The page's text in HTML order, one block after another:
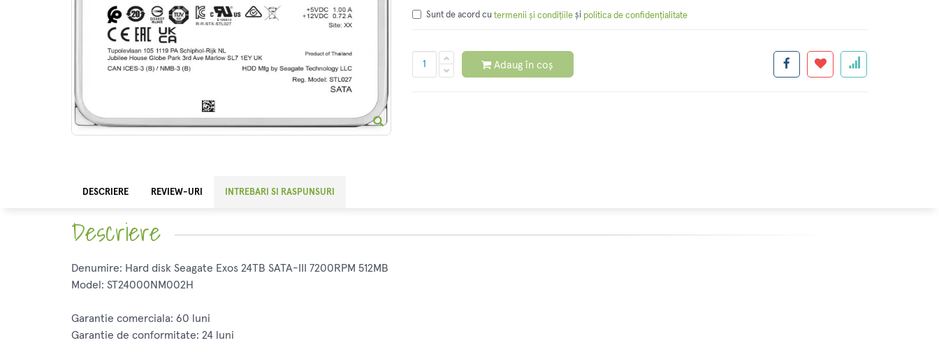
Sunt de acord cu termenii și condițiileși politica de confidențialitate
Adaug în coș
DESCRIERE REVIEW-URI INTREBARI SI RASPUNSURI
Descriere
Denumire: Hard disk Seagate Exos 24TB SATA-III 7200RPM 512MB
Model: ST24000NM002H
Garantie comerciala: 60 luni
Garantie de conformitate: 24 luni